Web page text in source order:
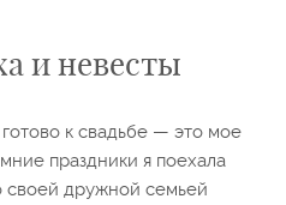
и невесты
к свадьбе — это мое
праздники я поехала
своей дружной семьей